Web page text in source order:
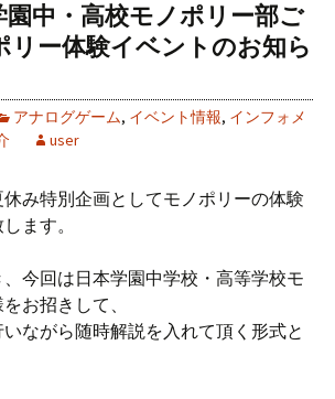
園中・高校モノポリー部ご
リー体験イベントのお知ら
アナログゲーム, イベント情報, インフォメ
user
み特別企画としてモノポリーの体験
ます。
今回は日本学園中学校・高等学校モ
お招きして、
ながら随時解説を入れて頂く形式と